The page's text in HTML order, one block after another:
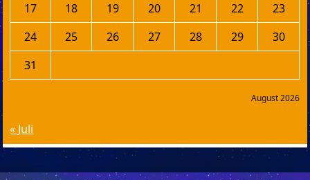
August 2026
17
18 19 20 21 22
23
24
25 26 27 28 29
30
31
« Juli